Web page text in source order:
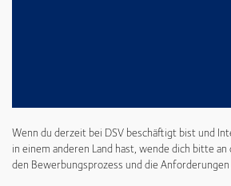
Wenn du derzeit bei DSV beschäftigt bist und
in einem anderen Land hast, wende dich bitte
den Bewerbungsprozess und die